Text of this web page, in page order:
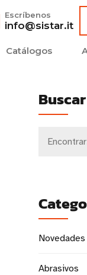
Escríbenos
info@sistar.it
Catálogos
Novedades
Abrasivos